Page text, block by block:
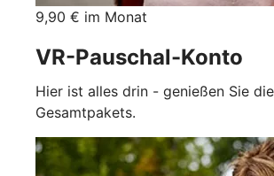
9,90 € im Monat
VR-Pauschal-Konto
Hier ist alles drin - genießen Sie
Gesamtpakets.